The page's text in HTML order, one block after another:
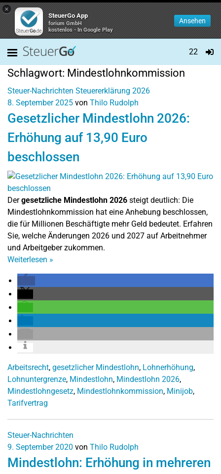
×
SteuerGo App
forium GmbH
kostenlos - In Google Play
Ansehen
22
Schlagwort: Mindestlohnkommission
Steuer-Nachrichten Steuererklärung 2026
8. September 2025 von Thilo Rudolph
Gesetzlicher Mindestlohn 2026:
Erhöhung auf 13,90 Euro
beschlossen
Dergesetzliche Mindestlohn 2026 steigt deutlich: Die
Mindestlohnkommission hat eine Anhebung beschlossen,
die für Millionen Beschäftigte mehr Geld bedeutet. Erfahren
Sie, welche Änderungen 2026 und 2027 auf Arbeitnehmer
und Arbeitgeber zukommen.
Weiterlesen »
Arbeitsrecht, gesetzlicher Mindestlohn, Lohnerhöhung,
Lohnuntergrenze, Mindestlohn, Mindestlohn 2026,
Mindestlohngesetz, Mindestlohnkommission, Minijob,
Tarifvertrag
Steuer-Nachrichten
9. September 2020 von Thilo Rudolph
Mindestlohn: Erhöhung in mehreren